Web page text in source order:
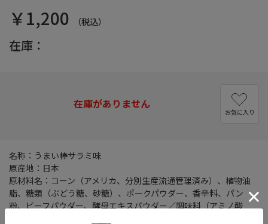
￥1,200 （税込）
在庫：
在庫がありません
お気に入り
名称：うまい棒サラミ味
原産地：日本
原材料名：コーン（アメリカ、分別生産流通管理済み）、植物油
脂、糖類（ぶどう糖、砂糖）、ポークパウダー、香辛料、パン
粉、ビーフパウダー、酵母エキスパウダー／調味料（アミノ酸